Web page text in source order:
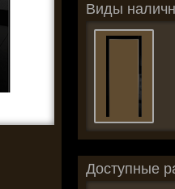
Виды
Доступные